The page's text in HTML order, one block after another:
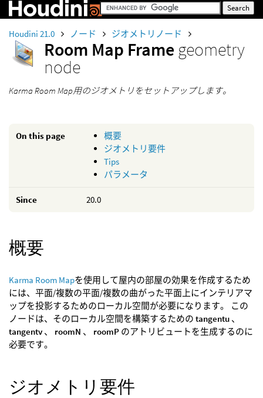
Houdini 21.0 ノード ジオメトリノード
Room Map Frame geometry
node
Karma Room Map用のジオメトリをセットアップします。
On this page
概要
ジオメトリ要件
Tips
パラメータ
Since 20.0
概要
Karma Room Mapを使用して屋内の部屋の効果を作成するため
には、平面/複数の平面/複数の曲がった平面上にインテリアマ
ップを投影するためのローカル空間が必要になります。 この
ノードは、そのローカル空間を構築するための tangentu 、
tangentv 、 roomN 、 roomP のアトリビュートを生成するのに
必要です。
ジオメトリ要件